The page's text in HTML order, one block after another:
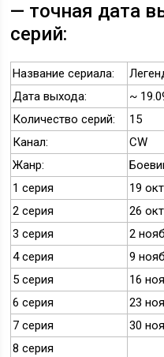
— точная дата
серий:
Название сериала:
Дата выхода:
~
Количество серий:
15
Канал:
CW
Жанр:
1 серия
19
2 серия
26
3 серия
2
4 серия
9
5 серия
16
6 серия
23
7 серия
30
8 серия